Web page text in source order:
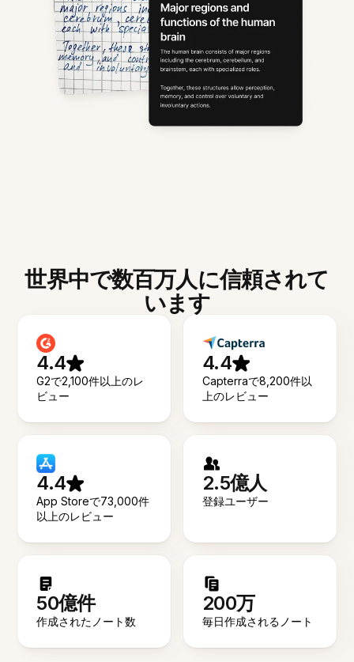
世界中で数百万人に信頼されて
います
4.4
G2で2,100件以上のレ
ビュー
4.4
Capterraで8,200件以
上のレビュー
4.4
App Storeで73,000件
以上のレビュー
2.5億人
登録ユーザー
50億件
作成されたノート数
200万
毎日作成されるノート